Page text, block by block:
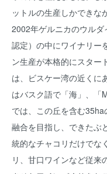
ットルの生産しかできな
2002年ゲルニカのウル
認定）の中にワイナリー
ン生産が本格的にスター
は、ビスケー湾の近くに
はバスク語で「海」、「
では、この丘を含む
融合を目指し、できたぶ
統的なチャコリだけでな
リ、甘口ワインなど従来